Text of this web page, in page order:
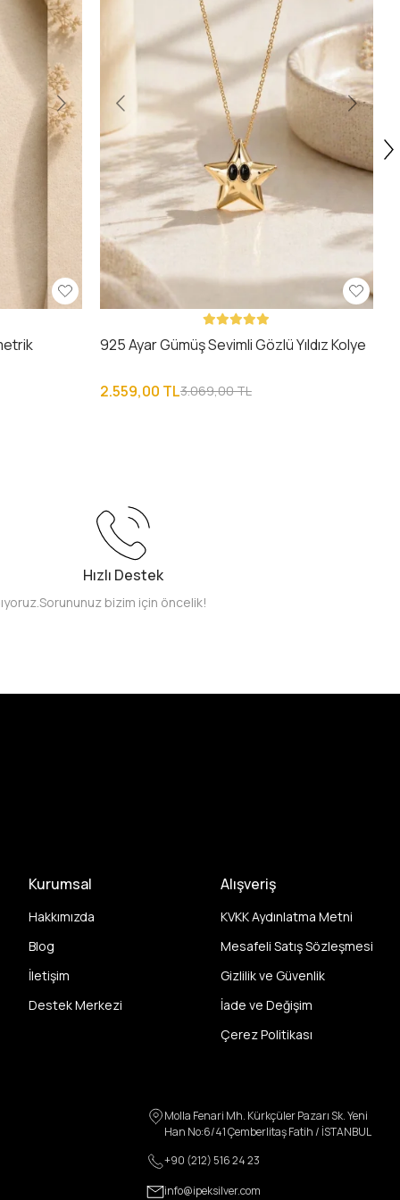
925 Ayar Gümüş Sevimli Gözlü Yıldız Kolye
2.559,00 TL3.069,00 TL
Hızlı Destek
Sorununuz bizim için öncelik!
Kurumsal
Hakkımızda
Blog
İletişim
Destek Merkezi
Alışveriş
KVKK Aydınlatma Metni
Mesafeli Satış Sözleşmesi
Gizlilik ve Güvenlik
İade ve Değişim
Çerez Politikası
Molla Fenari Mh. Kürkçüler Pazarı Sk. Yeni
Han No:6/41 Çemberlitaş Fatih / İSTANBUL
+90 (212) 516 24 23
info@ipeksilver.com